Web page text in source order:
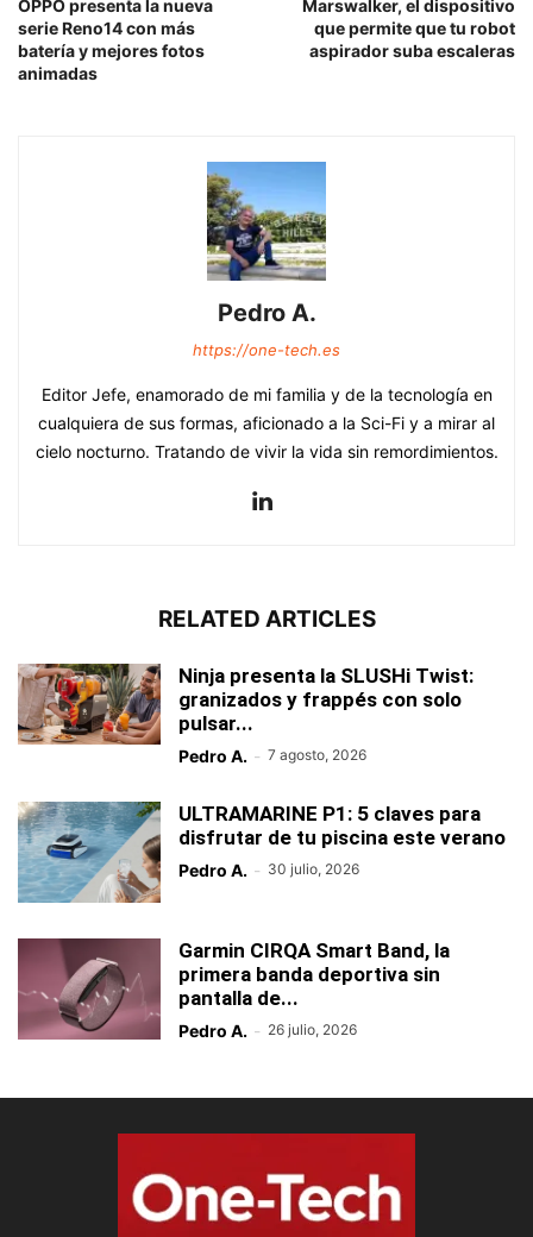
OPPO presenta la nueva
serie Reno14 con más
batería y mejores fotos
animadas
Marswalker, el dispositivo
que permite que tu robot
aspirador suba escaleras
Pedro A.
https://one-tech.es
Editor Jefe, enamorado de mi familia y de la tecnología en
cualquiera de sus formas, aficionado a la Sci-Fi y a mirar al
cielo nocturno. Tratando de vivir la vida sin remordimientos.
RELATED ARTICLES
Ninja presenta la SLUSHi Twist:
granizados y frappés con solo
pulsar...
Pedro A. - 7 agosto, 2026
ULTRAMARINE P1: 5 claves para
disfrutar de tu piscina este verano
Pedro A. - 30 julio, 2026
Garmin CIRQA Smart Band, la
primera banda deportiva sin
pantalla de...
Pedro A. - 26 julio, 2026